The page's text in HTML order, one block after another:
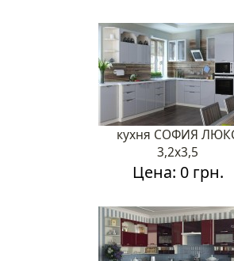
кухня СОФИЯ
3,2х3,5
Цена: 0 грн.